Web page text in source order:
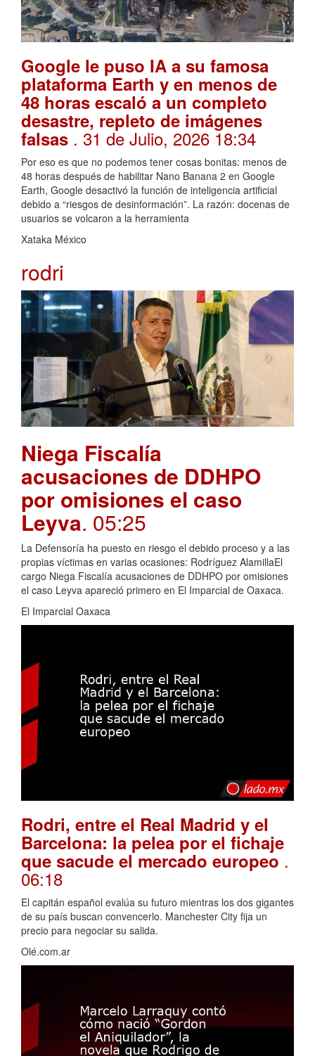
Google le puso IA a su famosa
plataforma Earth y en menos de
48 horas escaló a un completo
desastre, repleto de imágenes
falsas . 31 de Julio, 2026 18:34
Por eso es que no podemos tener cosas bonitas: menos de
48 horas después de habilitar Nano Banana 2 en Google
Earth, Google desactivó la función de inteligencia artificial
debido a “riesgos de desinformación”. La razón: docenas de
usuarios se volcaron a la herramienta
Xataka México
rodri
Niega Fiscalía
acusaciones de DDHPO
por omisiones el caso
Leyva. 05:25
La Defensoría ha puesto en riesgo el debido proceso y a las
propias víctimas en varias ocasiones: Rodríguez AlamillaEl
cargo Niega Fiscalía acusaciones de DDHPO por omisiones
el caso Leyva apareció primero en El Imparcial de Oaxaca.
El Imparcial Oaxaca
Rodri, entre el Real Madrid y el
Barcelona: la pelea por el fichaje
que sacude el mercado europeo .
06:18
El capitán español evalúa su futuro mientras los dos gigantes
de su país buscan convencerlo. Manchester City fija un
precio para negociar su salida.
Olé.com.ar